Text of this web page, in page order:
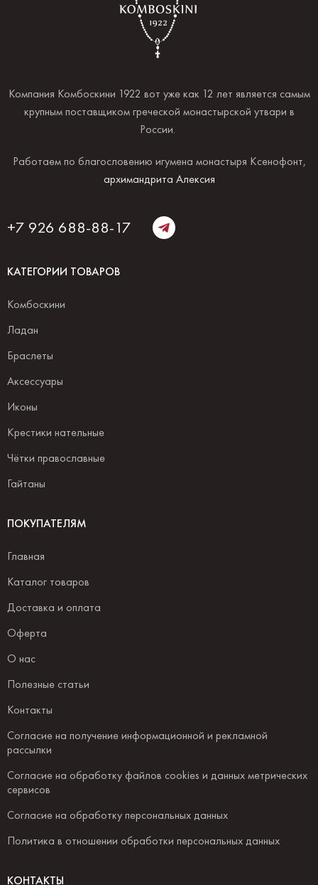
Компания Комбоскини 1922 вот уже как 12 лет является самым
крупным поставщиком греческой монастырской утвари в
России.
Работаем по благословению игумена монастыря Ксенофонт,
архимандрита Алексия
+7 926 688-88-17
КАТЕГОРИИ ТОВАРОВ
Комбоскини
Ладан
Браслеты
Аксессуары
Иконы
Крестики нательные
Чётки православные
Гайтаны
ПОКУПАТЕЛЯМ
Главная
Каталог товаров
Доставка и оплата
Оферта
О нас
Полезные статьи
Контакты
Согласие на получение информационной и рекламной
рассылки
Согласие на обработку файлов cookies и данных метрических
сервисов
Согласие на обработку персональных данных
Политика в отношении обработки персональных данных
КОНТАКТЫ